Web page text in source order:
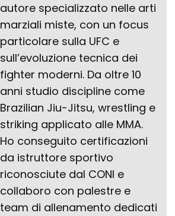
autore specializzato nelle arti
marziali miste, con un focus
particolare sulla UFC e
sull’evoluzione tecnica dei
fighter moderni. Da oltre 10
anni studio discipline come
Brazilian Jiu-Jitsu, wrestling e
striking applicato alle MMA.
Ho conseguito certificazioni
da istruttore sportivo
riconosciute dal CONI e
collaboro con palestre e
team di allenamento dedicati